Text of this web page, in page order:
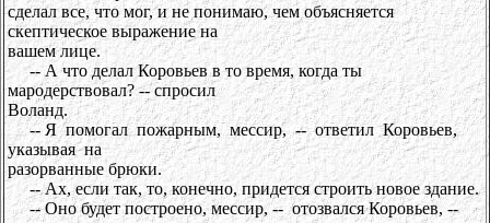
сделал все, что мог, и не понимаю, чем объясняется
скептическое выражение на
вашем лице.
-- А что делал Коровьев в то время, когда ты
мародерствовал? -- спросил
Воланд.
-- Я помогал пожарным, мессир, -- ответил Коровьев,
указывая на
разорванные брюки.
-- Ах, если так, то, конечно, придется строить новое здание.
-- Оно будет построено, мессир, -- отозвался Коровьев, --